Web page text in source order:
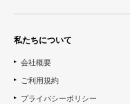
私たちについて
会社概要
ご利用規約
プライバシーポリシー